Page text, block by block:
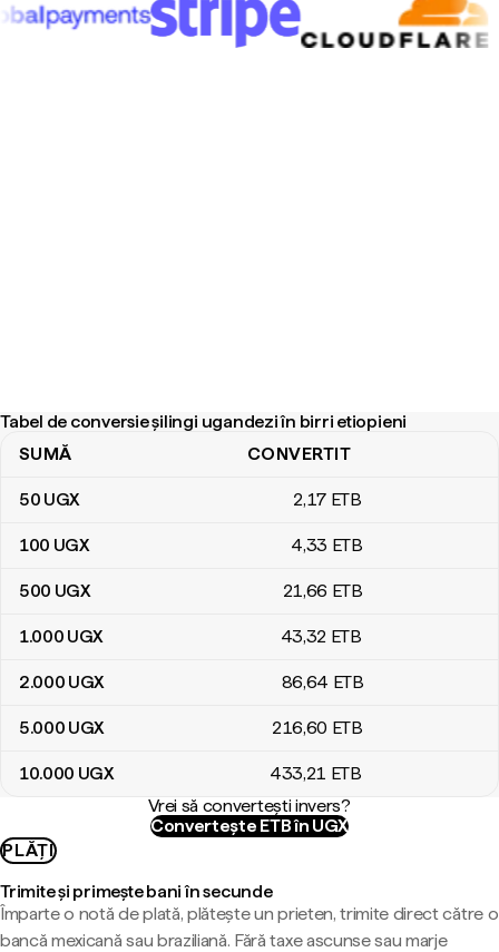
Tabel de conversie șilingi ugandezi în birri etiopieni
Tabel de conversie șilingi ugandezi în birri etiopieni
SUMĂ CONVERTIT
50 UGX 2,17 ETB
100 UGX 4,33 ETB
500 UGX 21,66 ETB
1.000 UGX 43,32 ETB
2.000 UGX 86,64 ETB
5.000 UGX 216,60 ETB
10.000 UGX 433,21 ETB
Vrei să convertești invers?
Convertește ETB în UGX
PLĂȚI
Trimite și primește bani în secunde
Împarte o notă de plată, plătește un prieten, trimite direct către o
bancă mexicană sau braziliană. Fără taxe ascunse sau marje